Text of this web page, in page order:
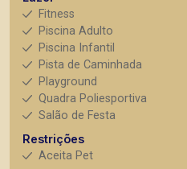
Fitness
Piscina Adulto
Piscina Infantil
Pista de Caminhada
Playground
Quadra Poliesportiva
Salão de Festa
Restrições
Aceita Pet